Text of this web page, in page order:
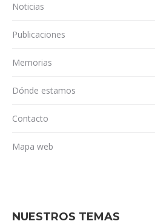
Noticias
Publicaciones
Memorias
Dónde estamos
Contacto
Mapa web
NUESTROS TEMAS